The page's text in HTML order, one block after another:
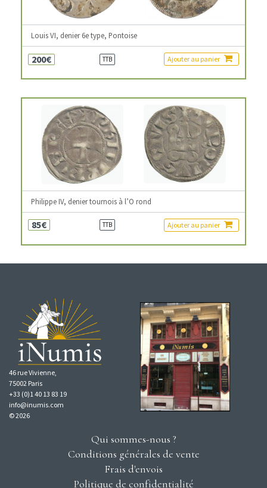
Louis VI, denier 6e type, Pontoise
200€ TTB Ajouter au panier
Philippe IV, denier tournois à l’O rond
85€ TTB Ajouter au panier
46 rue Vivienne,
75002 Paris
+33 (0)1 40 13 83 19
info@inumis.com
© 2026
Qui sommes-nous ?
Conditions générales de vente
Frais d'envois
Politique de confidentialité